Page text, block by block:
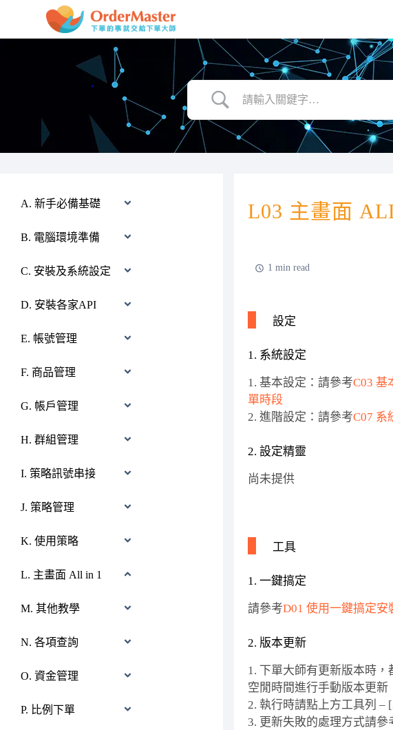
A. 新手必備基礎
B. 電腦環境準備
C. 安裝及系統設定
D. 安裝各家API
E. 帳號管理
F. 商品管理
G. 帳戶管理
H. 群組管理
I. 策略訊號串接
J. 策略管理
K. 使用策略
L. 主畫面 All in 1
M. 其他教學
N. 各項查詢
O. 資金管理
P. 比例下單
L03 主畫面
1 min read
設定
1. 系統設定
1. 基本設定：請參考C03 基
單時段
2. 進階設定：請參考C07 系
2. 設定精靈
尚未提供
工具
1. 一鍵搞定
請參考D01 使用一鍵搞定安
2. 版本更新
1. 下單大師有更新版本時
空閒時間進行手動版本更新
2. 執行時請點上方工具列 –
3. 更新失敗的處理方式請參